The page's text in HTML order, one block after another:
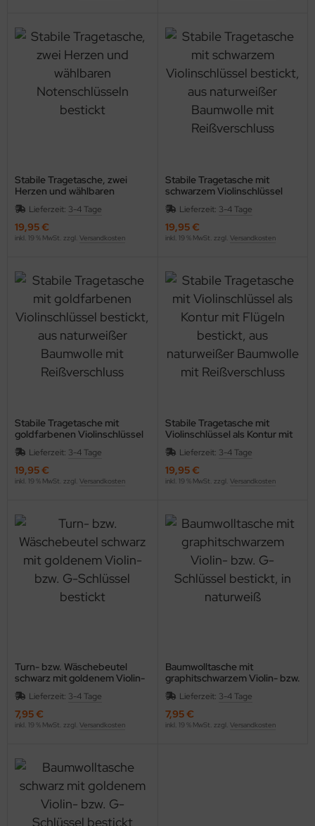
Stabile Tragetasche, zwei
Herzen und wählbaren
Notenschlüsseln bestickt
Lieferzeit: 3-4 Tage
19,95 €
inkl. 19 % MwSt. zzgl. Versandkosten
Stabile Tragetasche mit
schwarzem Violinschlüssel
bestickt, aus naturweißer
Baumwolle mit Reißverschluss
Lieferzeit: 3-4 Tage
19,95 €
inkl. 19 % MwSt. zzgl. Versandkosten
Stabile Tragetasche mit
goldfarbenen Violinschlüssel
bestickt, aus naturweißer
Baumwolle mit Reißverschluss
Lieferzeit: 3-4 Tage
19,95 €
inkl. 19 % MwSt. zzgl. Versandkosten
Stabile Tragetasche mit
Violinschlüssel als Kontur mit
Flügeln bestickt, aus
naturweißer Baumwolle mit
Reißverschluss
Lieferzeit: 3-4 Tage
19,95 €
inkl. 19 % MwSt. zzgl. Versandkosten
Turn- bzw. Wäschebeutel
schwarz mit goldenem Violin-
bzw. G-Schlüssel bestickt
Lieferzeit: 3-4 Tage
7,95 €
inkl. 19 % MwSt. zzgl. Versandkosten
Baumwolltasche mit
graphitschwarzem Violin- bzw.
G-Schlüssel bestickt, in
naturweiß
Lieferzeit: 3-4 Tage
7,95 €
inkl. 19 % MwSt. zzgl. Versandkosten